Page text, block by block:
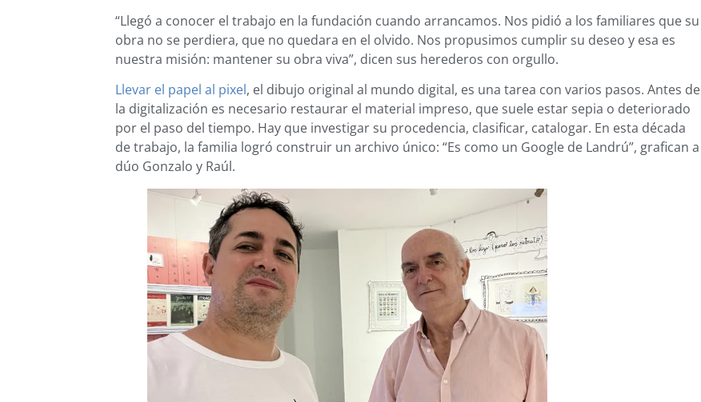
“Llegó a conocer el trabajo en la fundación cuando arrancamos. Nos pidió a los familiares que su
obra no se perdiera, que no quedara en el olvido. Nos propusimos cumplir su deseo y esa es
nuestra misión: mantener su obra viva”, dicen sus herederos con orgullo.
Llevar el papel al pixel, el dibujo original al mundo digital, es una tarea con varios pasos. Antes de
la digitalización es necesario restaurar el material impreso, que suele estar sepia o deteriorado
por el paso del tiempo. Hay que investigar su procedencia, clasificar, catalogar. En esta década
de trabajo, la familia logró construir un archivo único: “Es como un Google de Landrú”, grafican a
dúo Gonzalo y Raúl.